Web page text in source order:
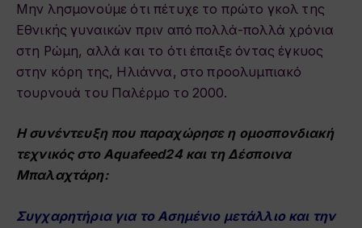
Μην λησμονούμε ότι πέτυχε το πρώτο γκολ της
Εθνικής γυναικών πριν από πολλά-πολλά χρόνια
στη Ρώμη, αλλά και το ότι έπαιξε όντας έγκυος
στην κόρη της, Ηλιάννα, στο προολυμπιακό
τουρνουά του Παλέρμο το 2000.
Η συνέντευξη που παραχώρησε η ομοσπονδιακή
τεχνικός στο Aquafeed24 και τη Δέσποινα
Μπαλαχτάρη:
Συγχαρητήρια για το Ασημένιο μετάλλιο και την